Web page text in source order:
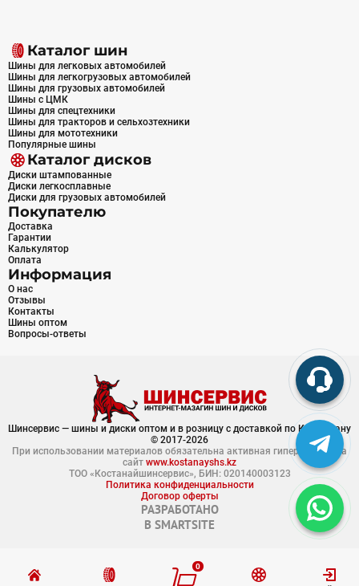
0
Каталог шин
Шины для легковых автомобилей
Шины для легкогрузовых автомобилей
Шины для грузовых автомобилей
Шины с ЦМК
Шины для спецтехники
Шины для тракторов и сельхозтехники
Шины для мототехники
Популярные шины
Каталог дисков
Диски штампованные
Диски легкосплавные
Диски для грузовых автомобилей
Покупателю
Доставка
Гарантии
Калькулятор
Оплата
Информация
О нас
Отзывы
Контакты
Шины оптом
Вопросы-ответы
Шинсервис — шины и диски оптом и в розницу с доставкой по Казахстану
© 2017-2026
При использовании материалов обязательна активная гиперссылка на
сайт www.kostanayshs.kz
ТОО «Костанайшинсервис», БИН: 020140003123
Политика конфиденциальности
Договор оферты
РАЗРАБОТАНО
В SMARTSITE